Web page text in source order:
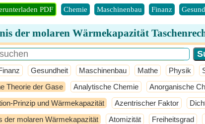
PDF Chemie Maschinenbau Finanz
der molaren Wärmekapazität
Gesundheit Maschinenbau Mathe Physik
Theorie der Gase Analytische Chemie Anorganische
Prinzip und Wärmekapazität Azentrischer Faktor
der molaren Wärmekapazität Atomizität Freiheitsgrad